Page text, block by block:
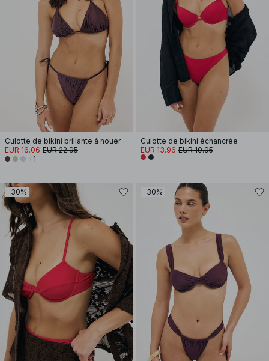
Culotte de bikini brillante à nouer
EUR 16.06 EUR 22.95
+1
Culotte de bikini échancrée
EUR 13.96 EUR 19.95
-30% -30%